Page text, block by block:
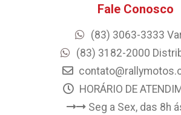
Fale Conosco
(83) 3063-3333
(83) 3182-2000
HORÁRIO DE
Seg a Sex, das 8h